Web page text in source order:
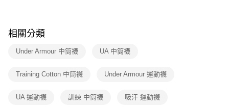
※ 交易是否成功請以「AFTEE先享後付 」之結帳頁面顯示為準，若有關於
是否繳費成功／繳費後需取消欲退款等相關疑問，請聯繫「AFTEE先享後付
客戶支援中心」https://netprotections.freshdesk.com/support/home
１．透過由恩沛科技股份有限公司提供之「AFTEE先享後付」服務完成之交
權轉讓予恩沛科技股份有限公司。
相關分類
Under Armour 中筒襪 UA 中筒襪
Training Cotton 中筒襪 Under Armour 運動襪
UA 運動襪 訓練 中筒襪 吸汗 運動襪